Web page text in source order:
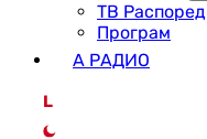
ТВ Распоред
Програм
А РАДИО
L